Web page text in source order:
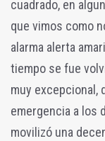
cuadrado, en
que vimos como
alarma alerta
tiempo se fue
muy excepcional,
emergencia a los
movilizó una